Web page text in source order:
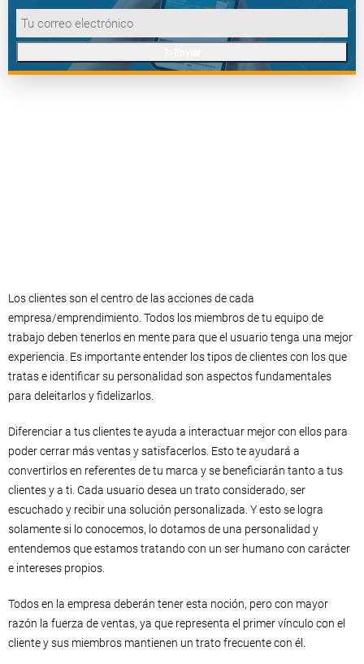
Los clientes son el centro de las acciones de cada
empresa/emprendimiento. Todos los miembros de tu equipo de
trabajo deben tenerlos en mente para que el usuario tenga una mejor
experiencia. Es importante entender los tipos de clientes con los que
tratas e identificar su personalidad son aspectos fundamentales
para deleitarlos y fidelizarlos.
Diferenciar a tus clientes te ayuda a interactuar mejor con ellos para
poder cerrar más ventas y satisfacerlos. Esto te ayudará a
convertirlos en referentes de tu marca y se beneficiarán tanto a tus
clientes y a ti. Cada usuario desea un trato considerado, ser
escuchado y recibir una solución personalizada. Y esto se logra
solamente si lo conocemos, lo dotamos de una personalidad y
entendemos que estamos tratando con un ser humano con carácter
e intereses propios.
Todos en la empresa deberán tener esta noción, pero con mayor
razón la fuerza de ventas, ya que representa el primer vínculo con el
cliente y sus miembros mantienen un trato frecuente con él.